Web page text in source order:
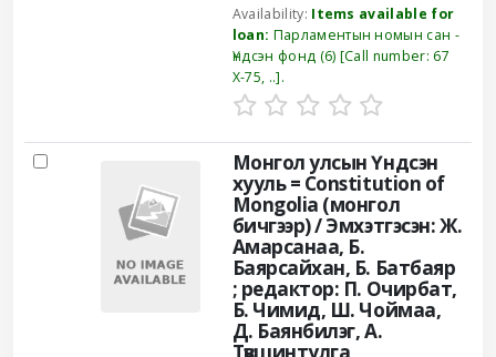
Availability: Items available for
loan: Парламентын номын сан -
Үндсэн фонд (6) Call number: 67
X-75, .. .
Монгол улсын Үндсэн
хууль = Constitution of
Mongolia (монгол
бичгээр) /Эмхэтгэсэн: Ж.
Амарсанаа, Б.
Баярсайхан, Б. Батбаяр
; редактор: П. Очирбат,
Б. Чимид, Ш. Чоймаа,
Д. Баянбилэг, А.
Түвшинтулга